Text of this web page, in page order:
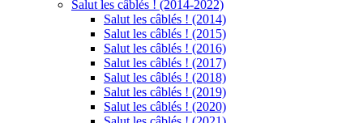
Salut les câblés ! (2014-2022)
Salut les câblés ! (2014)
Salut les câblés ! (2015)
Salut les câblés ! (2016)
Salut les câblés ! (2017)
Salut les câblés ! (2018)
Salut les câblés ! (2019)
Salut les câblés ! (2020)